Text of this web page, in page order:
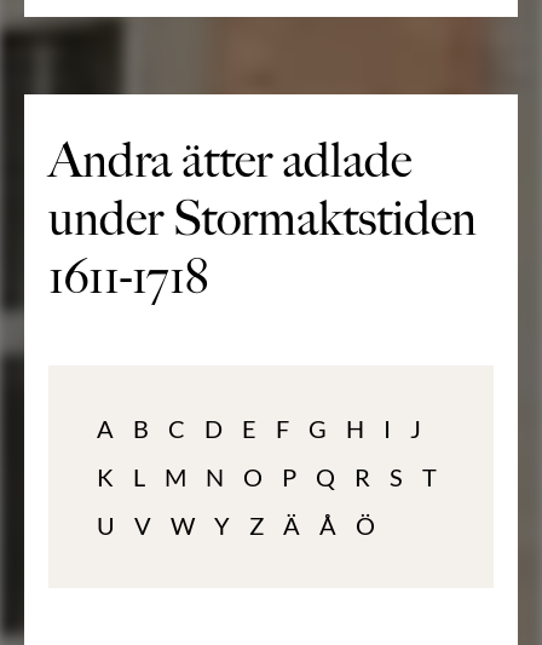
Andra ätter adlade
under Stormaktstiden
1611-1718
A B C D E F G H I
J
K
L M N O P Q R S
T
U
V W Y Z Ä Å Ö